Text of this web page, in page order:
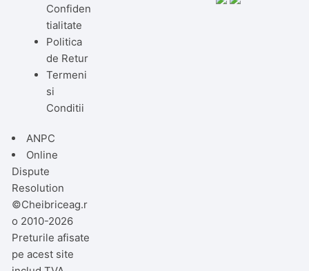
Confiden
tialitate
Politica
de Retur
Termeni
si
Conditii
ANPC
Online
Dispute
Resolution
©Cheibriceag.r
o 2010-2026
Preturile afisate
pe acest site